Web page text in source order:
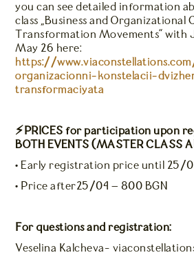
You can see detailed information
class “Business and Organizational
Transformation Movements” with
May 26 here:
https://
organizacionni-konstelacii-
transformaciyata
⚡️PRICES for participation upon
BOTH EVENTS (MASTER CLASS
• Early registration price until 25/
• Price after25/04 – 800 BGN
For questions and registration:
Veselina Kalcheva-